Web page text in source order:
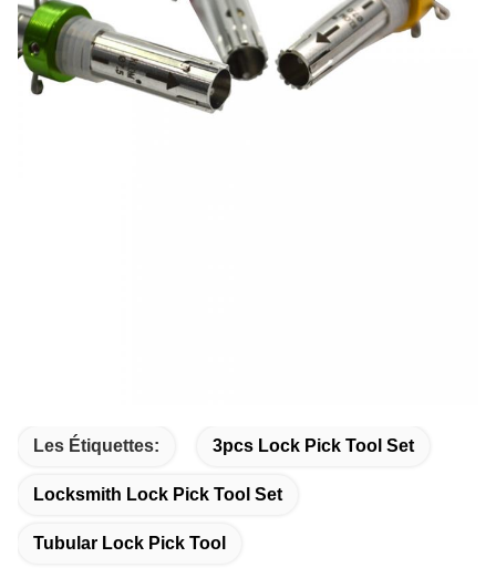
Les Étiquettes: 3pcs Lock Pick Tool Set
Locksmith Lock Pick Tool Set
Tubular Lock Pick Tool